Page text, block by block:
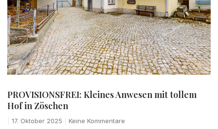
PROVISIONSFREI: Kleines Anwesen mit tollem
Hof in Zöschen
17. Oktober 2025 Keine Kommentare